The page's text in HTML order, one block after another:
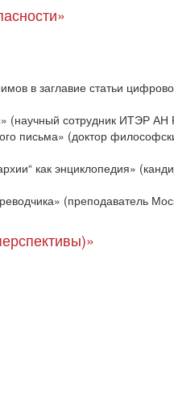
в заглавие статьи
(научный сотрудник ИТЭР АН
письма» (доктор
как энциклопедия»
(преподаватель